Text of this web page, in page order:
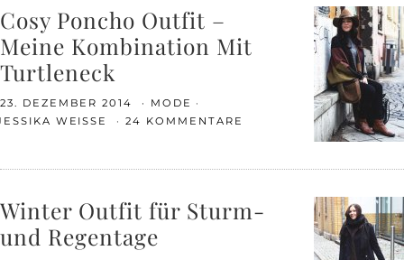
Cosy Poncho Outfit –
Meine Kombination Mit
Turtleneck
23. DEZEMBER 2014
MODE
WEISSE
24 KOMMENTARE
Winter Outfit für Sturm-
und Regentage